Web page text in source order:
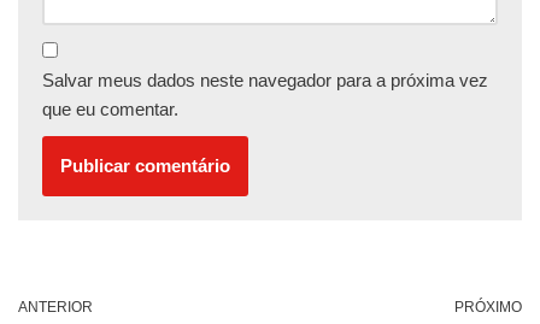
Salvar meus dados neste navegador para a próxima vez
que eu comentar.
ANTERIOR PRÓXIMO